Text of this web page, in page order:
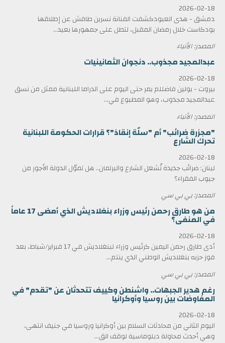
2026-02-18
دمشق - هدى العبودكشفت الفنانة نسرين طافش عن إطلاقها
بودكاست خلال رمضان المقبل، لتطل على جمهورها بعيد...
المصدر: الأنباء
عبدالمجيد مجذوب.. دنجوان الثمانينيات
2026-02-18
بيروت - بولين فاضللم يمر حتى اليوم على الدراما اللبنانية ممثل من نسق
عبدالمجيد مجذوب، وهو المطبوع في...
المصدر: الأنباء
"مجزرة ضرائب" أم "سلّة إنقاذ"؟ قرارات الحكومة اللبنانية
تحرك الشارع
2026-02-18
لبنان: ضرائب جديدة تُشعل الشارع والبرلمان.. هل تموّل الدولة الأجور من
جيوب الفقراء؟
المصدر: بي بي سي
من هو طارق رحمن رئيس وزراء بنغلاديش الذي أمضى 17 عاماً
في المنفى؟
2026-02-18
أدى طارق رحمن اليمين كرئيس وزراء لبنغلاديش في 17 فبراير/شباط، بعد
فوز حزبه بنغلاديش الوطني الذي ينتم...
المصدر: بي بي سي
رغم هدير الجبهات.. واشنطن وكييف تتحدثان عن "تقدم" في
المفاوضات بين روسيا وأوكرانيا
2026-02-18
اليوم الثاني من محادثات السلام بين أوكرانيا وروسيا في جنيف انتهى،
وهي أحدث محاولة دبلوماسية لوقف الق...